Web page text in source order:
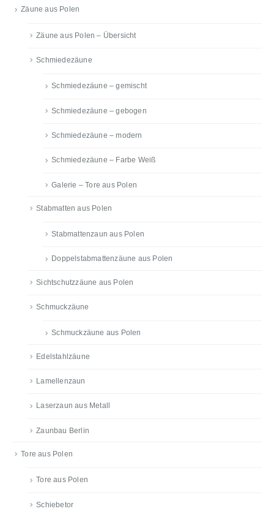
Zäune aus Polen
Zäune aus Polen – Übersicht
Schmiedezäune
Schmiedezäune – gemischt
Schmiedezäune – gebogen
Schmiedezäune – modern
Schmiedezäune – Farbe Weiß
Galerie – Tore aus Polen
Stabmatten aus Polen
Stabmattenzaun aus Polen
Doppelstabmattenzäune aus Polen
Sichtschutzzäune aus Polen
Schmuckzäune
Schmuckzäune aus Polen
Edelstahlzäune
Lamellenzaun
Laserzaun aus Metall
Zaunbau Berlin
Tore aus Polen
Tore aus Polen
Schiebetor